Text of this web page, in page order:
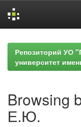
navigationРепозиторий УО
университет
Browsing
Е.Ю.